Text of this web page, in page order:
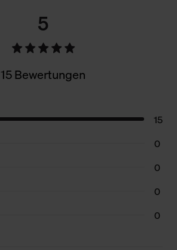
5
15 Bewertungen
15
0
0
0
0